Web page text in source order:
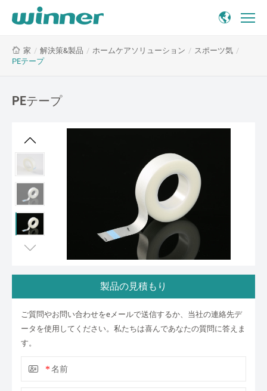
家 / 解決策&製品 / ホームケアソリューション / スポーツ気 /
PEテープ
PEテープ
製品の見積もり
ご質問やお問い合わせをeメールで送信するか、当社の連絡先デ
ータを使用してください。私たちは喜んであなたの質問に答えま
す。